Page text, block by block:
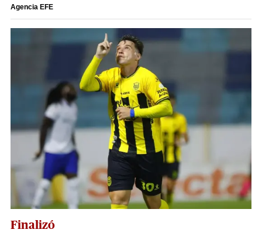
Agencia EFE
Finalizó